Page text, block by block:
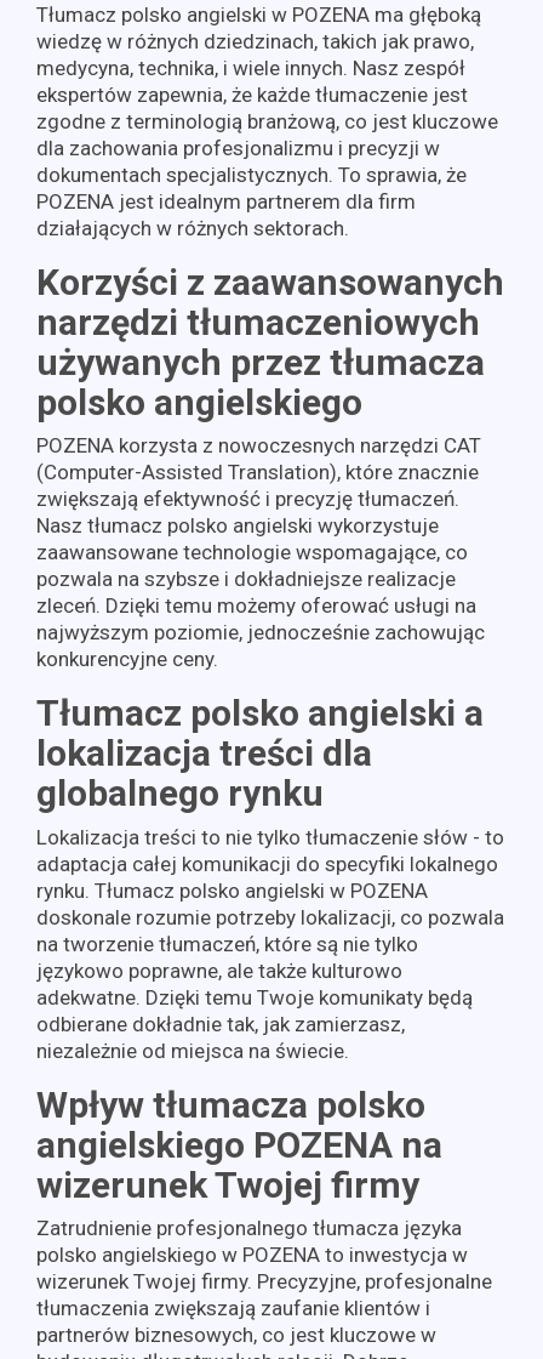
Tłumacz polsko angielski w POZENA ma głęboką
wiedzę w różnych dziedzinach, takich jak prawo,
medycyna, technika, i wiele innych. Nasz zespół
ekspertów zapewnia, że każde tłumaczenie jest
zgodne z terminologią branżową, co jest kluczowe
dla zachowania profesjonalizmu i precyzji w
dokumentach specjalistycznych. To sprawia, że
POZENA jest idealnym partnerem dla firm
działających w różnych sektorach.
Korzyści z zaawansowanych
narzędzi tłumaczeniowych
używanych przez tłumacza
polsko angielskiego
POZENA korzysta z nowoczesnych narzędzi CAT
(Computer-Assisted Translation), które znacznie
zwiększają efektywność i precyzję tłumaczeń.
Nasz tłumacz polsko angielski wykorzystuje
zaawansowane technologie wspomagające, co
pozwala na szybsze i dokładniejsze realizacje
zleceń. Dzięki temu możemy oferować usługi na
najwyższym poziomie, jednocześnie zachowując
konkurencyjne ceny.
Tłumacz polsko angielski a
lokalizacja treści dla
globalnego rynku
Lokalizacja treści to nie tylko tłumaczenie słów - to
adaptacja całej komunikacji do specyfiki lokalnego
rynku. Tłumacz polsko angielski w POZENA
doskonale rozumie potrzeby lokalizacji, co pozwala
na tworzenie tłumaczeń, które są nie tylko
językowo poprawne, ale także kulturowo
adekwatne. Dzięki temu Twoje komunikaty będą
odbierane dokładnie tak, jak zamierzasz,
niezależnie od miejsca na świecie.
Wpływ tłumacza polsko
angielskiego POZENA na
wizerunek Twojej firmy
Zatrudnienie profesjonalnego tłumacza języka
polsko angielskiego w POZENA to inwestycja w
wizerunek Twojej firmy. Precyzyjne, profesjonalne
tłumaczenia zwiększają zaufanie klientów i
partnerów biznesowych, co jest kluczowe w